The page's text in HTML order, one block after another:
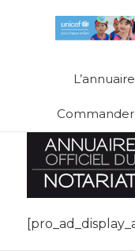
Commander